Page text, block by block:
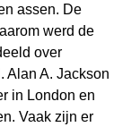
assen. De
werd de
over
Alan A. Jackson
in London en
Vaak zijn er